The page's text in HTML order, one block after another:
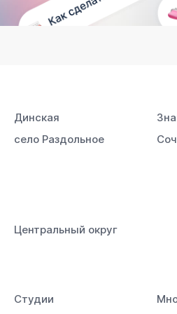
Динская
село Раздольное
Центральный округ
Студии